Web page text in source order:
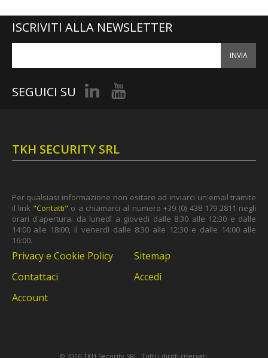
ISCRIVITI ALLA NEWSLETTER
INVIA
SEGUICI SU
TKH SECURITY SRL
Per qualsiasi informazione non esitare ad inviarci un'email tramite
il link "Contatti" o a chiamarci al numero +39 (0) 438 179 2811 negli
orari d'apertura: da lunedì a giovedì dalle 8:30 alle 12:30 e dalle
14:00 alle 18:00, il venerdì dalle 8:30 alle 12:30 e dalle 14:00 alle
16:00.
Privacy e Cookie Policy
Sitemap
Contattaci
Accedi
Account
© 2026 TKH Security SRL. Tutti i diritti riservati.